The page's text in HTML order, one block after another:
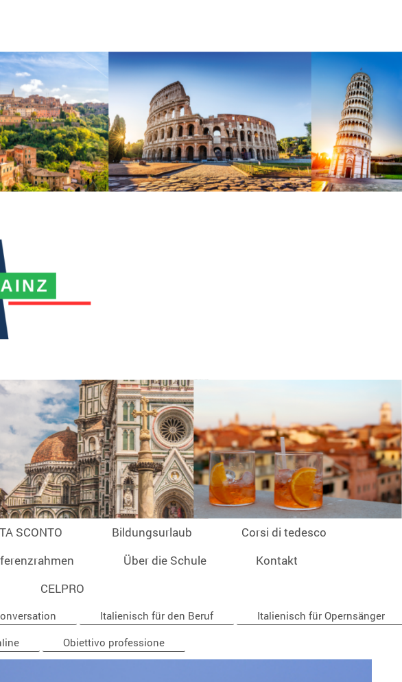
SCONTO Bildungsurlaub
Corsi di tedesco
Über die Schule
Kontakt
CELPRO
Italienisch für den Beruf
Italienisch für Opernsänger
Obiettivo professione